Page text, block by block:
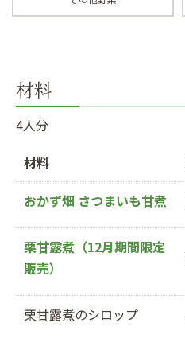
材料
4人分
材料
おかず畑 さつまいも甘煮
栗甘露煮（12月期間限定
販売）
栗甘露煮のシロップ